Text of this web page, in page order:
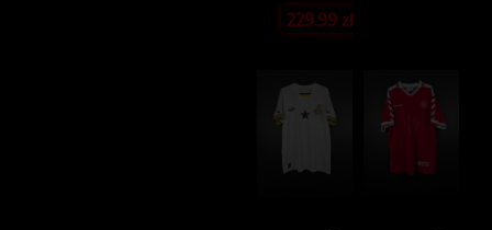
229.99zł